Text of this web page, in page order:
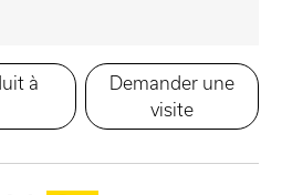
à
Demander une
visite